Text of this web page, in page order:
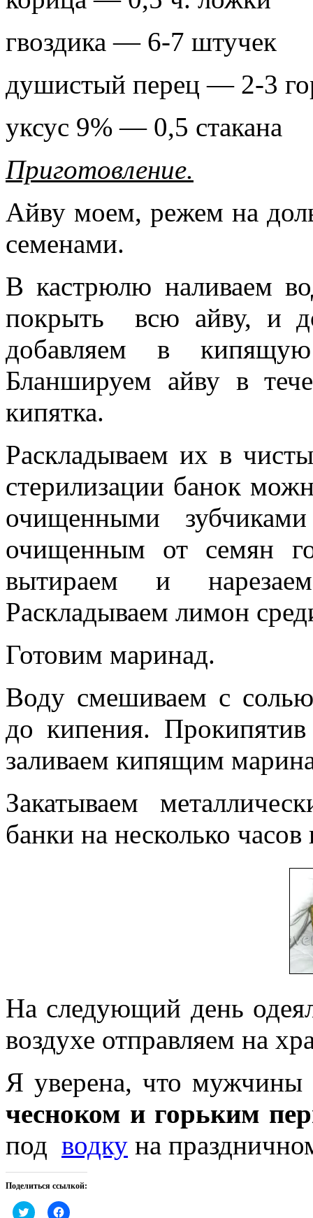
гвоздика — 6-7 штучек
душистый перец — 2-3
уксус 9% — 0,5 стакана
Приготовление.
Айву моем, режем на
семенами.
В кастрюлю наливаем
покрыть всю айву, и
добавляем в
Бланшируем айву в
кипятка.
Раскладываем их в
стерилизации банок
очищенными
очищенным от семян
вытираем и
Раскладываем лимон
Готовим маринад.
Воду смешиваем с
до кипения.
заливаем кипящим
Закатываем
банки на несколько
На следующий день
воздухе отправляем на
Я уверена, что
чесноком и горьким
под водку на
Поделиться ссылкой:
Нажмите,Нажмите,